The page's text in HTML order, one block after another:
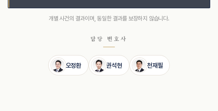
개별 사건의 결과이며, 동일한 결과를 보장하지 않습니다.
담당 변호사
오정환 권석현 천재필